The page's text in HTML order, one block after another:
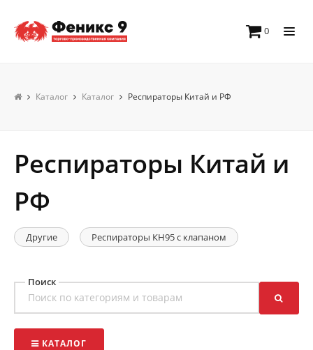
0
Каталог Каталог Респираторы Китай и РФ
Респираторы Китай и
РФ
Другие Респираторы КН95 с клапаном
Поиск
КАТАЛОГ